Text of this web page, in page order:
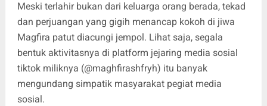
Meski terlahir bukan dari keluarga orang berada, tekad
dan perjuangan yang gigih menancap kokoh di jiwa
Magfira patut diacungi jempol. Lihat saja, segala
bentuk aktivitasnya di platform jejaring media sosial
tiktok miliknya (@maghfirashfryh) itu banyak
mengundang simpatik masyarakat pegiat media
sosial.